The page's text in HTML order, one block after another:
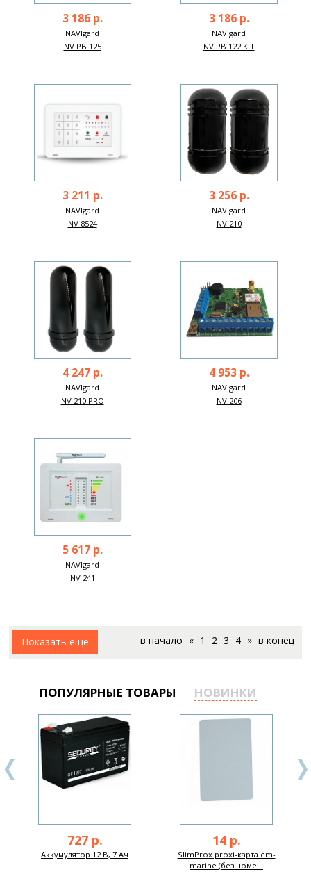
3 186 р.
NAVIgard
NV PB 125
3 186 р.
NAVIgard
NV PB 122 KIT
3 211 р.
NAVIgard
NV 8524
3 256 р.
NAVIgard
NV 210
4 247 р.
NAVIgard
NV 210 PRO
4 953 р.
NAVIgard
NV 206
5 617 р.
NAVIgard
NV 241
Показать ещё в начало « 1 2 3 4 » в конец
ПОПУЛЯРНЫЕ ТОВАРЫ НОВИНКИ
727 р.
Аккумулятор 12 В, 7 Ач
14 р.
SlimProx proxi-карта em-
marine (без номе...